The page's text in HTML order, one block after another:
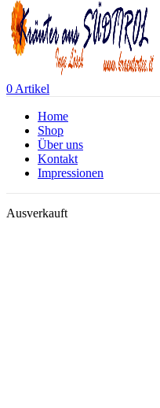
0 Artikel
Home
Shop
Über uns
Kontakt
Impressionen
Ausverkauft